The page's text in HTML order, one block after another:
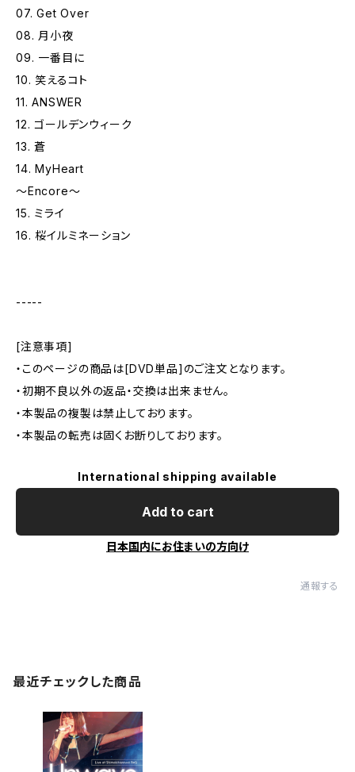
07. Get Over
08. 月小夜
09. 一番目に
10. 笑えるコト
11. ANSWER
12. ゴールデンウィーク
13. 蒼
14. MyHeart
〜Encore〜
15. ミライ
16. 桜イルミネーション
-----
[注意事項]
・このページの商品は[DVD単品]のご注文となります。
・初期不良以外の返品・交換は出来ません。
・本製品の複製は禁止しております。
・本製品の転売は固くお断りしております。
International shipping available
Add to cart
日本国内にお住まいの方向け
通報する
最近チェックした商品